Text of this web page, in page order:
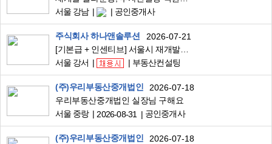
서울 강남
공인중개사
주식회사 하나앤솔루션
2026-07-21
서울 강서
부동산컨설팅
(주)우리부동산중개법인
2026-07-18
우리부동산중개법인 실장님 구해요
서울 중랑
2026-08-31 공인중개사
(주)우리부동산중개법인
2026-07-18